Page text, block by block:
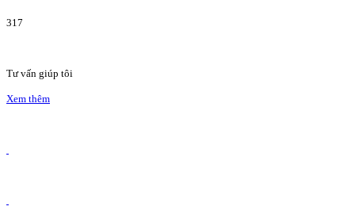
317
Tư vấn giúp tôi
Xem thêm